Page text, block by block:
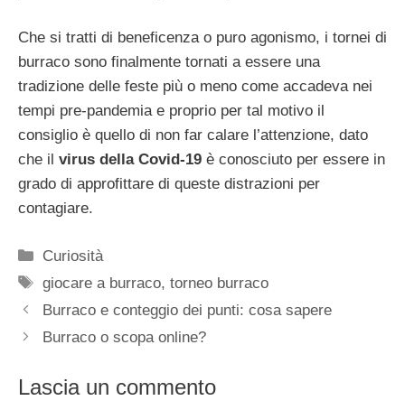
Che si tratti di beneficenza o puro agonismo, i tornei di
burraco sono finalmente tornati a essere una
tradizione delle feste più o meno come accadeva nei
tempi pre-pandemia e proprio per tal motivo il
consiglio è quello di non far calare l’attenzione, dato
che il virus della Covid-19 è conosciuto per essere in
grado di approfittare di queste distrazioni per
contagiare.
Categorie
Curiosità
Tag
giocare a burraco,torneo burraco
Burraco e conteggio dei punti: cosa sapere
Burraco o scopa online?
Lascia un commento